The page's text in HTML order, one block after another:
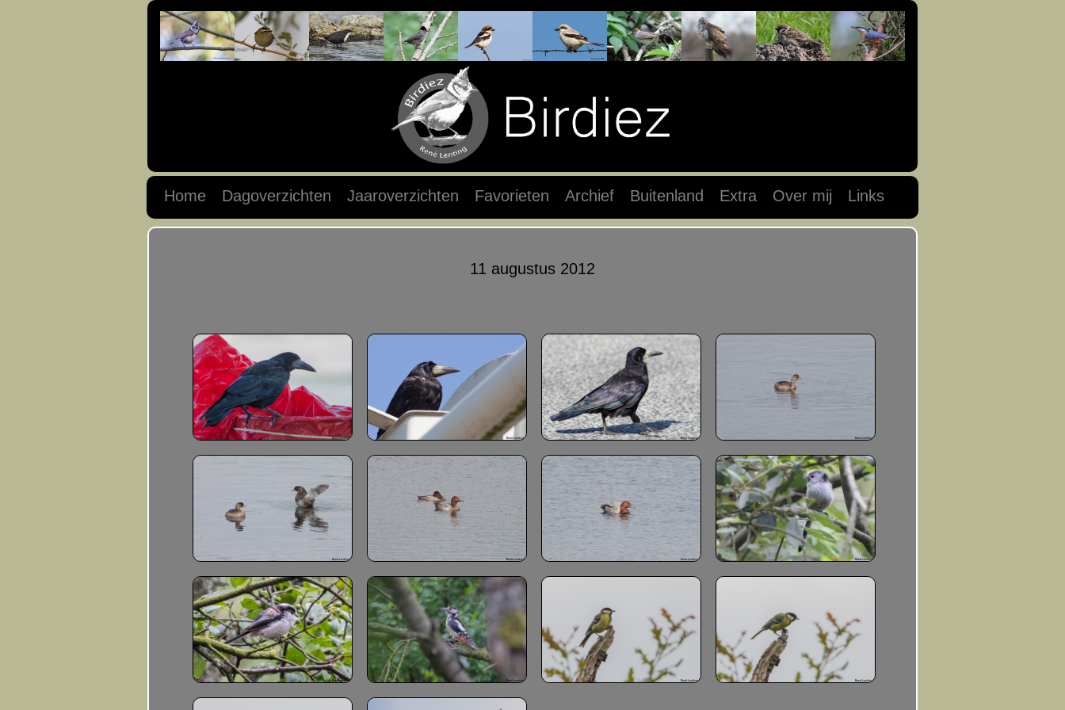
Home Dagoverzichten Jaaroverzichten Favorieten Archief Buitenland Extra Over mij Links
11 augustus 2012